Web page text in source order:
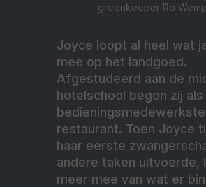
greenkeeper Ro
Joyce loopt al heel wat
mee op het landgoed.
Afgestudeerd aan de
hotelschool begon zij als
restaurant. Toen Joyce
haar eerste
andere taken uitvoerde,
meer mee van wat er